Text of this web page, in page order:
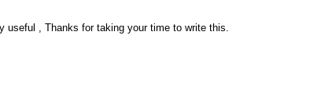
useful , Thanks for taking your time to write this.